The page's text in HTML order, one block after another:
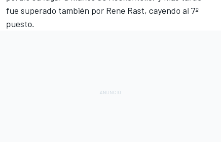
fue superado también por Rene Rast, cayendo al 7º
puesto.